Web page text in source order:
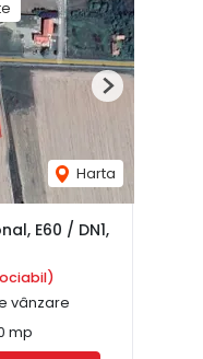
Harta
Next
E60 / DN1,
vânzare
mp